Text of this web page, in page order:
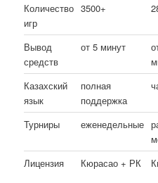
Количество
игр
3500+
Вывод
средств
от 5 минут
Казахский
язык
полная
поддержка
Турниры еженедельные
Лицензия
Кюрасао + РК